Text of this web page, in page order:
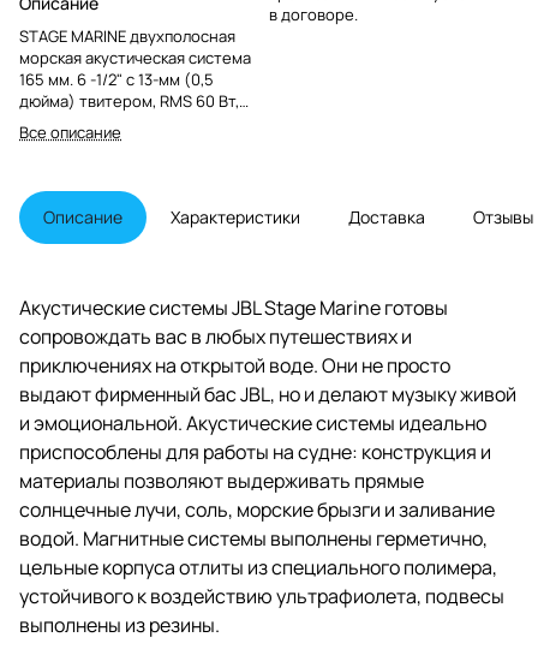
STAGE MARINE двухполосная
морская акустическая система
165 мм. 6 -1/2" с 13-мм (0,5
дюйма) твитером, RMS 60 Вт,
MAX 180 Вт, Частотный диапазон
60-20000 Гц, Сопротивление 4
Цвет серый.
Все описание
в договоре.
Описание Характеристики Доставка Отзывы
Акустические системы JBL Stage Marine готовы
сопровождать вас в любых путешествиях и
приключениях на открытой воде. Они не просто
выдают фирменный бас JBL, но и делают музыку живой
и эмоциональной. Акустические системы идеально
приспособлены для работы на судне: конструкция и
материалы позволяют выдерживать прямые
солнцечные лучи, соль, морские брызги и заливание
водой. Магнитные системы выполнены герметично,
цельные корпуса отлиты из специального полимера,
устойчивого к воздействию ультрафиолета, подвесы
выполнены из резины.